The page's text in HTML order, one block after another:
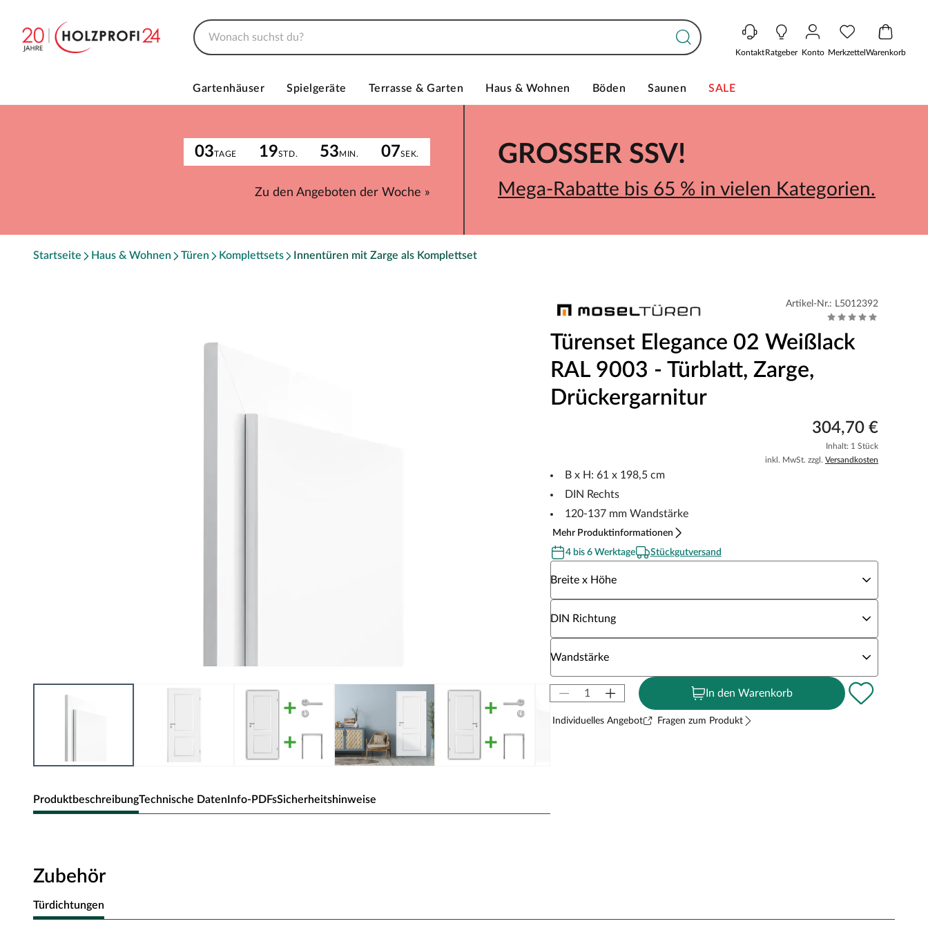
KontaktRatgeber Konto MerkzettelWarenkorb
Gartenhäuser Spielgeräte Terrasse & Garten Haus & Wohnen Böden Saunen SALE
03TAGE 19STD. 53MIN. 07SEK.
Zu den Angeboten der Woche »
GROSSER SSV!
Mega-Rabatte bis 65 % in vielen Kategorien.
Startseite Haus & Wohnen Türen Komplettsets Innentüren mit Zarge als Komplettset
ProduktbeschreibungTechnische DatenInfo-PDFsSicherheitshinweise
Klassische Zimmertür mit Weißlack und Designkante.
Oberfläche - Weißlack
Diese Weißlack-Oberfläche weiß RAL 9003 ist einer der weißesten Weißtöne. Das Signalweiß folgt dabei dem
Artikel-Nr.: L5012392
Türenset Elegance 02 Weißlack
RAL 9003 - Türblatt, Zarge,
Drückergarnitur
304,70 €
Inhalt: 1 Stück
inkl. MwSt. zzgl. Versandkosten
B x H: 61 x 198,5 cm
DIN Rechts
120-137 mm Wandstärke
Mehr Produktinformationen
4 bis 6 Werktage
Stückgutversand
Breite x Höhe
DIN Richtung
Wandstärke
In den Warenkorb
Individuelles Angebot Fragen zum Produkt
Zubehör
Türdichtungen